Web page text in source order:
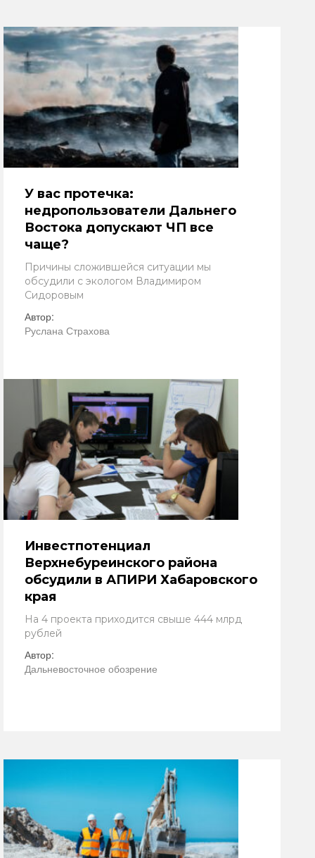
У вас протечка:
недропользователи Дальнего
Востока допускают ЧП все
чаще?
Причины сложившейся ситуации мы
обсудили с экологом Владимиром
Сидоровым
Автор:
Руслана Страхова
Инвестпотенциал
Верхнебуреинского района
обсудили в АПИРИ Хабаровского
края
На 4 проекта приходится свыше 444 млрд
рублей
Автор:
Дальневосточное обозрение